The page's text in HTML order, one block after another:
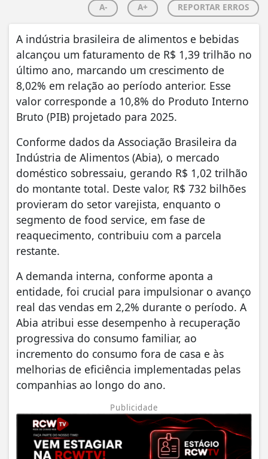
A- A+ REPORTAR ERROS
A indústria brasileira de alimentos e bebidas
alcançou um faturamento de R$ 1,39 trilhão no
último ano, marcando um crescimento de
8,02% em relação ao período anterior. Esse
valor corresponde a 10,8% do Produto Interno
Bruto (PIB) projetado para 2025.
Conforme dados da Associação Brasileira da
Indústria de Alimentos (Abia), o mercado
doméstico sobressaiu, gerando R$ 1,02 trilhão
do montante total. Deste valor, R$ 732 bilhões
provieram do setor varejista, enquanto o
segmento de food service, em fase de
reaquecimento, contribuiu com a parcela
restante.
A demanda interna, conforme aponta a
entidade, foi crucial para impulsionar o avanço
real das vendas em 2,2% durante o período. A
Abia atribui esse desempenho à recuperação
progressiva do consumo familiar, ao
incremento do consumo fora de casa e às
melhorias de eficiência implementadas pelas
companhias ao longo do ano.
Publicidade